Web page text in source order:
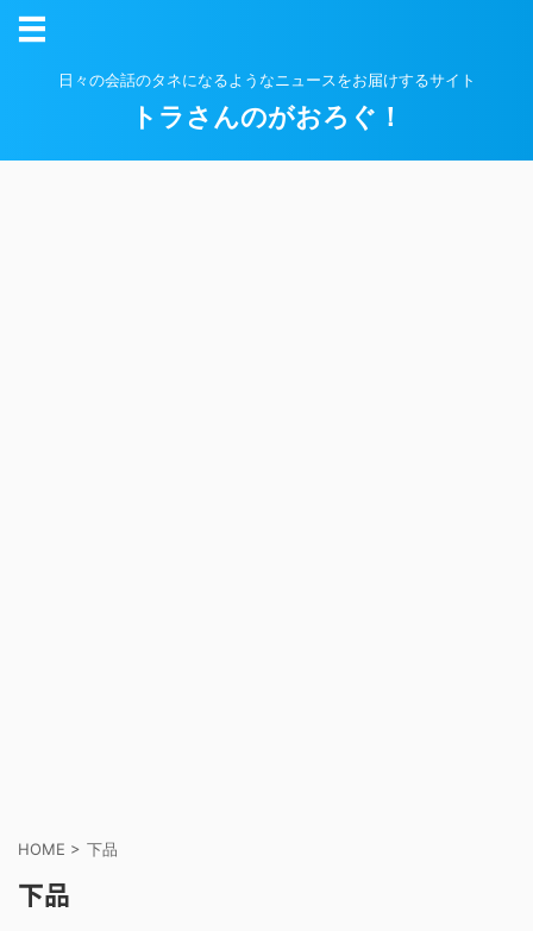
日々の会話のタネになるようなニュースをお届けするサイト
トラさんのがおろぐ！
HOME > 下品
下品